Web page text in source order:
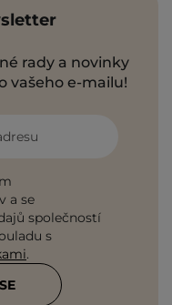
rady a novinky
vašeho e-mailu!
a se
společností
s
.